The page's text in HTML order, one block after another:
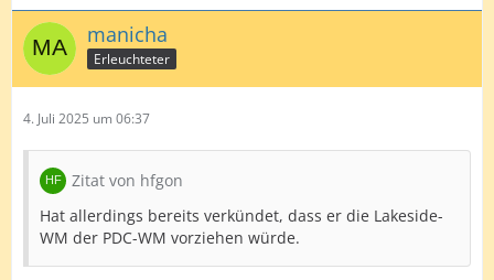
manicha
Erleuchteter
4. Juli 2025 um 06:37
Zitat von hfgon
Hat allerdings bereits verkündet, dass er die Lakeside-
WM der PDC-WM vorziehen würde.